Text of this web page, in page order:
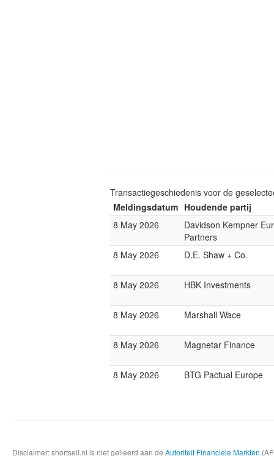
Transactiegeschiedenis voor de
Meldingsdatum Houdende partij
8 May 2026
Davidson Kempner
Partners
8 May 2026
D.E. Shaw + Co.
8 May 2026 HBK Investments
8 May 2026 Marshall Wace
8 May 2026 Magnetar Finance
8 May 2026 BTG Pactual Europe
Disclaimer: shortsell.nl is niet gelieerd aan de Autoriteit Financiele Markten